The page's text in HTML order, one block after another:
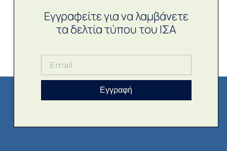
Εγγραφείτε για να λαμβάνετε
τα δελτία τύπου του ΙΣΑ
Εγγραφή